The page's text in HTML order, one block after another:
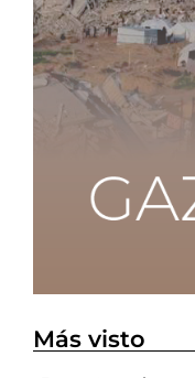
Más visto